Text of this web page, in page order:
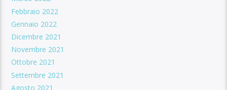
Febbraio 2022
Gennaio 2022
Dicembre 2021
Novembre 2021
Ottobre 2021
Settembre 2021
Agosto 2021